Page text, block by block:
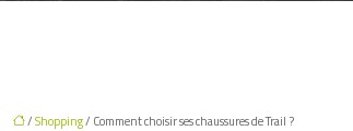
/Shopping/ Comment choisir ses chaussures de Trail ?